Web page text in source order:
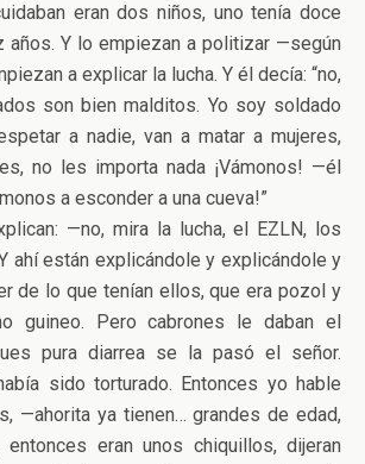
eran dos niños, uno tenía doce
años. Y lo empiezan a politizar —según
a explicar la lucha. Y él decía: “no,
son bien malditos. Yo soy soldado
a nadie, van a matar a mujeres,
no les importa nada ¡Vámonos! —él
a esconder a una cueva!”
—no, mira la lucha, el EZLN, los
ahí están explicándole y explicándole y
de lo que tenían ellos, que era pozol y
guineo. Pero cabrones le daban el
pura diarrea se la pasó el señor.
sido torturado. Entonces yo hable
—ahorita ya tienen… grandes de edad,
eran unos chiquillos, dijeran